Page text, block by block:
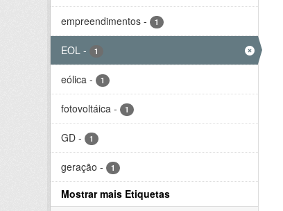
empreendimentos - 1
EOL - 1
eólica - 1
fotovoltáica - 1
GD - 1
geração - 1
Mostrar mais Etiquetas